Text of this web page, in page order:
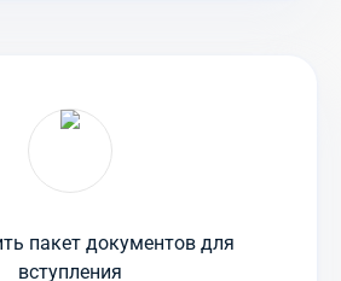
пакет документов для
вступления